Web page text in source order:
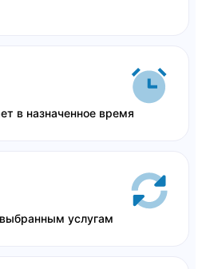
в назначенное время
услугам